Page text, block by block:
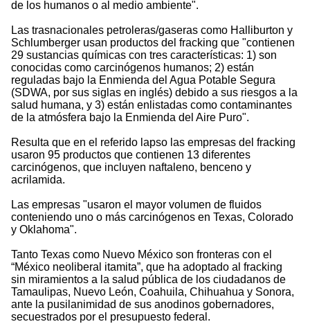
de los humanos o al medio ambiente".
Las trasnacionales petroleras/gaseras como Halliburton y
Schlumberger usan productos del fracking que "contienen
29 sustancias químicas con tres características: 1) son
conocidas como carcinógenos humanos; 2) están
reguladas bajo la Enmienda del Agua Potable Segura
(SDWA, por sus siglas en inglés) debido a sus riesgos a la
salud humana, y 3) están enlistadas como contaminantes
de la atmósfera bajo la Enmienda del Aire Puro".
Resulta que en el referido lapso las empresas del fracking
usaron 95 productos que contienen 13 diferentes
carcinógenos, que incluyen naftaleno, benceno y
acrilamida.
Las empresas "usaron el mayor volumen de fluidos
conteniendo uno o más carcinógenos en Texas, Colorado
y Oklahoma".
Tanto Texas como Nuevo México son fronteras con el
“México neoliberal itamita”, que ha adoptado al fracking
sin miramientos a la salud pública de los ciudadanos de
Tamaulipas, Nuevo León, Coahuila, Chihuahua y Sonora,
ante la pusilanimidad de sus anodinos gobernadores,
secuestrados por el presupuesto federal.